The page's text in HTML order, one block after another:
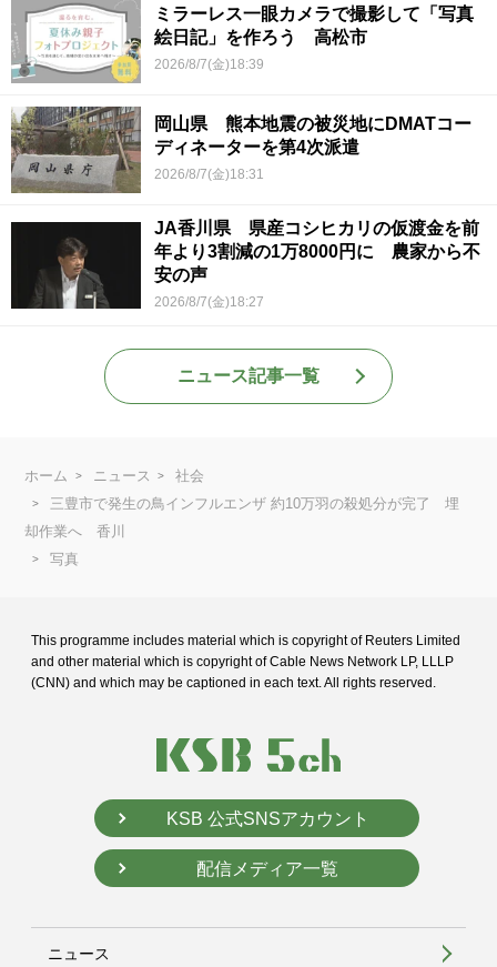
ミラーレス一眼カメラで撮影して「写真
絵日記」を作ろう 高松市
2026/8/7(金)18:39
岡山県 熊本地震の被災地にDMATコー
ディネーターを第4次派遣
2026/8/7(金)18:31
JA香川県 県産コシヒカリの仮渡金を前
年より3割減の1万8000円に 農家から不
安の声
2026/8/7(金)18:27
ニュース記事一覧
ホーム ニュース
社会
三豊市で発生の鳥インフルエンザ 約10万羽の殺処分が完了 埋
却作業へ 香川
写真
This programme includes material which is copyright of Reuters Limited
and other material which is copyright of Cable News Network LP, LLLP
(CNN) and which may be captioned in each text. All rights reserved.
KSB 公式SNSアカウント
配信メディア一覧
ニュース